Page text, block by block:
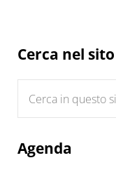
Sidebar
Cerca nel sito
Agenda